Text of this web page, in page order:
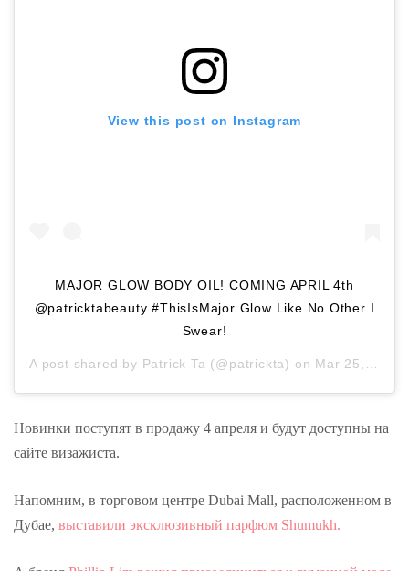
View this post on Instagram
MAJOR GLOW BODY OIL! COMING APRIL 4th
@patricktabeauty #ThisIsMajor Glow Like No Other I
Swear!
A post shared by Patrick Ta (@patrickta) on Mar 25, 2019 at 4:30pm PDT
Новинки поступят в продажу 4 апреля и будут доступны на
сайте визажиста.
Напомним, в торговом центре Dubai Mall, расположенном в
Дубае, выставили эксклюзивный парфюм Shumukh.